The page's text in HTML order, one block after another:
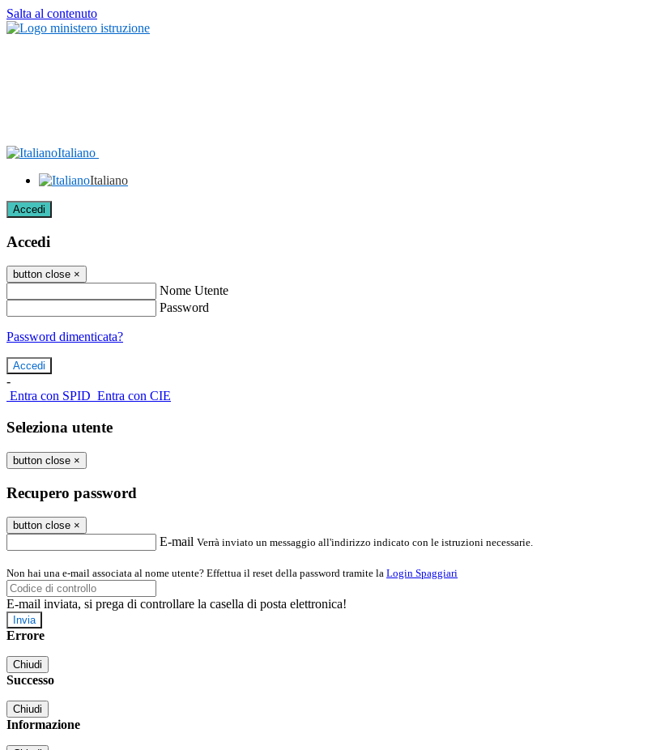
Salta al contenuto
Italiano
Italiano
Accedi
Accedi
button close ×
Nome Utente
Password
Password dimenticata?
-
Entra con SPID Entra con CIE
Seleziona utente
button close ×
Recupero password
button close ×
E-mail Verrà inviato un messaggio all'indirizzo indicato con le istruzioni necessarie.
Non hai una e-mail associata al nome utente? Effettua il reset della password tramite la Login Spaggiari
E-mail inviata, si prega di controllare la casella di posta elettronica!
Errore
Chiudi
Successo
Chiudi
Informazione